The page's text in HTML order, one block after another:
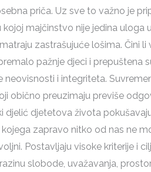
priča. Uz sve to važno je
majčinstvo nije jedina
zastrašujuće lošima. Čini
pažnje djeci i prepuštena
i integriteta.
obično preuzimaju previše
djelić djetetova života
zapravo nitko od nas ne
Postavljaju visoke kriterije i
slobode, uvažavanja,